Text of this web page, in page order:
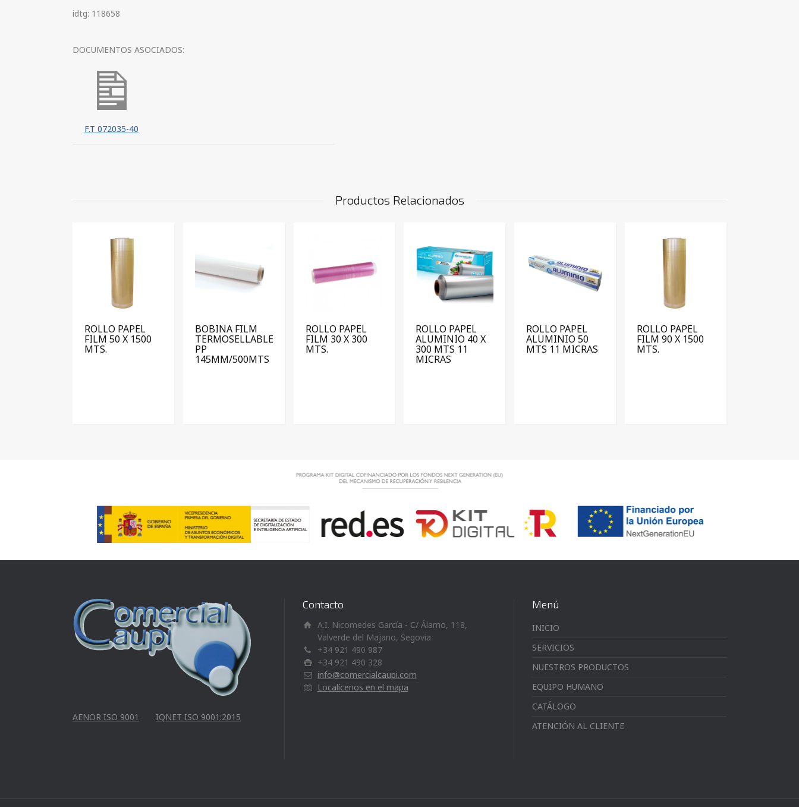
idtg: 118658
DOCUMENTOS ASOCIADOS:
F.T 072035-40
Productos Relacionados
ROLLO PAPEL
FILM 50 X 1500
MTS.
BOBINA FILM
TERMOSELLABLE
PP
145MM/500MTS
ROLLO PAPEL
FILM 30 X 300
MTS.
ROLLO PAPEL
ALUMINIO 40 X
300 MTS 11
MICRAS
ROLLO PAPEL
ALUMINIO 50
MTS 11 MICRAS
ROLLO PAPEL
FILM 90 X 1500
MTS.
AENOR ISO 9001 IQNET ISO 9001:2015
Contacto
A.I. Nicomedes García - C/ Álamo, 118,
Valverde del Majano, Segovia
+34 921 490 987
+34 921 490 328
info@comercialcaupi.com
Localícenos en el mapa
Menú
INICIO
SERVICIOS
NUESTROS PRODUCTOS
EQUIPO HUMANO
CATÁLOGO
ATENCIÓN AL CLIENTE